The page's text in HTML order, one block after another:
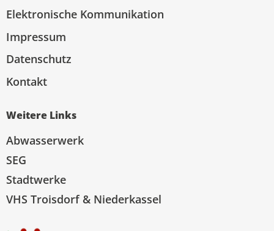
Elektronische Kommunikation
Impressum
Datenschutz
Kontakt
Weitere Links
Abwasserwerk
SEG
Stadtwerke
VHS Troisdorf & Niederkassel